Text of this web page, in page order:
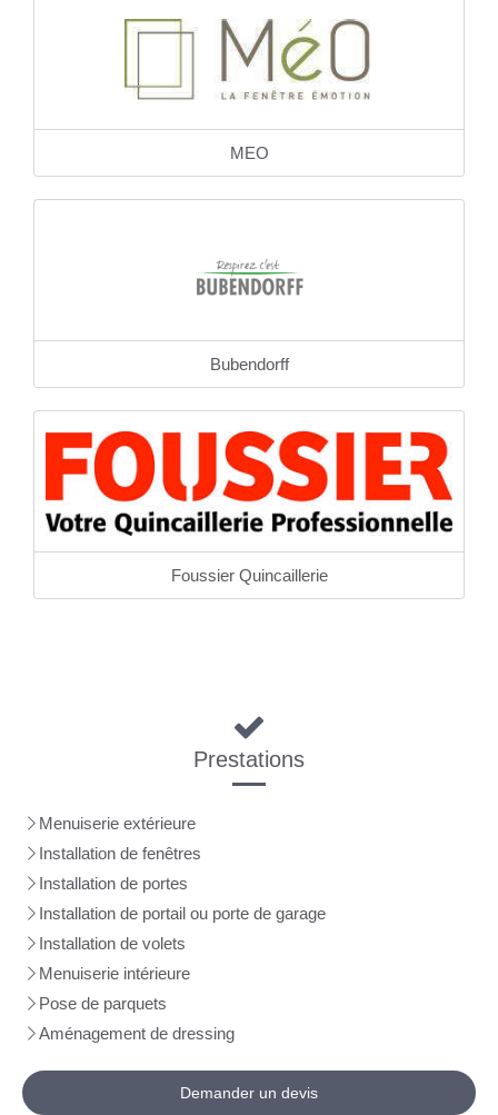
MEO
Bubendorff
Foussier Quincaillerie
Prestations
Menuiserie extérieure
Installation de fenêtres
Installation de portes
Installation de portail ou porte de garage
Installation de volets
Menuiserie intérieure
Pose de parquets
Aménagement de dressing
Demander un devis